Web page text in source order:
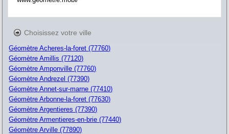
Choisissez votre ville
Géomètre Acheres-la-foret (77760)
Géomètre Amillis (77120)
Géomètre Amponville (77760)
Géomètre Andrezel (77390)
Géomètre Annet-sur-marne (77410)
Géomètre Arbonne-la-foret (77630)
Géomètre Argentieres (77390)
Géomètre Armentieres-en-brie (77440)
Géomètre Arville (77890)